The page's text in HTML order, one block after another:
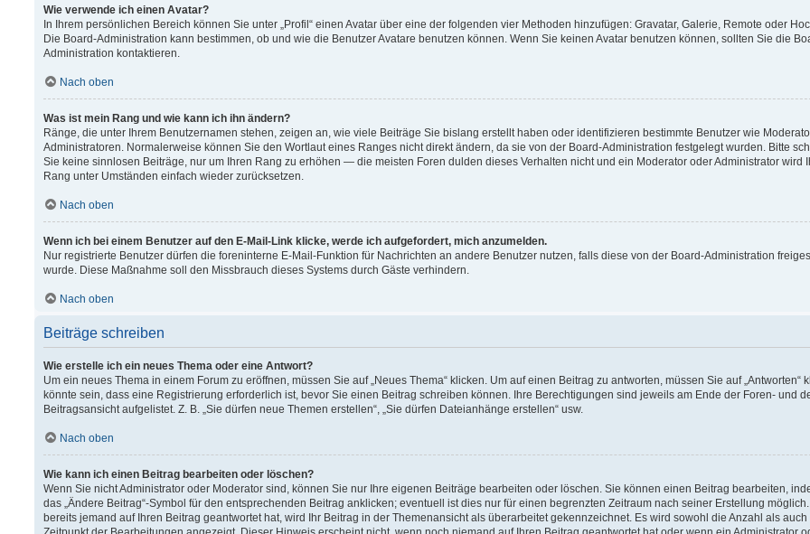
Wie verwende ich einen Avatar?
In Ihrem persönlichen Bereich können Sie unter „Profil“ einen Avatar über eine der folgenden vier Methoden hinzufügen: Gravatar, Galerie, Remote oder
Die Board-Administration kann bestimmen, ob und wie die Benutzer Avatare benutzen können. Wenn Sie keinen Avatar benutzen können, sollten Sie die
Administration kontaktieren.
Nach oben
Was ist mein Rang und wie kann ich ihn ändern?
Ränge, die unter Ihrem Benutzernamen stehen, zeigen an, wie viele Beiträge Sie bislang erstellt haben oder identifizieren bestimmte Benutzer wie
Administratoren. Normalerweise können Sie den Wortlaut eines Ranges nicht direkt ändern, da sie von der Board-Administration festgelegt wurden. Bitte
Sie keine sinnlosen Beiträge, nur um Ihren Rang zu erhöhen — die meisten Foren dulden dieses Verhalten nicht und ein Moderator oder Administrator wird
Rang unter Umständen einfach wieder zurücksetzen.
Nach oben
Wenn ich bei einem Benutzer auf den E-Mail-Link klicke, werde ich aufgefordert, mich anzumelden.
Nur registrierte Benutzer dürfen die foreninterne E-Mail-Funktion für Nachrichten an andere Benutzer nutzen, falls diese von der Board-Administration
wurde. Diese Maßnahme soll den Missbrauch dieses Systems durch Gäste verhindern.
Nach oben
Beiträge schreiben
Wie erstelle ich ein neues Thema oder eine Antwort?
Um ein neues Thema in einem Forum zu eröffnen, müssen Sie auf „Neues Thema“ klicken. Um auf einen Beitrag zu antworten, müssen Sie auf „Antworten“
könnte sein, dass eine Registrierung erforderlich ist, bevor Sie einen Beitrag schreiben können. Ihre Berechtigungen sind jeweils am Ende der Foren- und
Beitragsansicht aufgelistet. Z. B. „Sie dürfen neue Themen erstellen“, „Sie dürfen Dateianhänge erstellen“ usw.
Nach oben
Wie kann ich einen Beitrag bearbeiten oder löschen?
Wenn Sie nicht Administrator oder Moderator sind, können Sie nur Ihre eigenen Beiträge bearbeiten oder löschen. Sie können einen Beitrag bearbeiten,
das „Ändere Beitrag“-Symbol für den entsprechenden Beitrag anklicken; eventuell ist dies nur für einen begrenzten Zeitraum nach seiner Erstellung
bereits jemand auf Ihren Beitrag geantwortet hat, wird Ihr Beitrag in der Themenansicht als überarbeitet gekennzeichnet. Es wird sowohl die Anzahl als auch